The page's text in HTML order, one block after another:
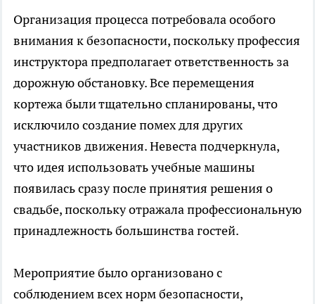
Организация процесса потребовала особого
внимания к безопасности, поскольку профессия
инструктора предполагает ответственность за
дорожную обстановку. Все перемещения
кортежа были тщательно спланированы, что
исключило создание помех для других
участников движения. Невеста подчеркнула,
что идея использовать учебные машины
появилась сразу после принятия решения о
свадьбе, поскольку отражала профессиональную
принадлежность большинства гостей.
Мероприятие было организовано с
соблюдением всех норм безопасности,